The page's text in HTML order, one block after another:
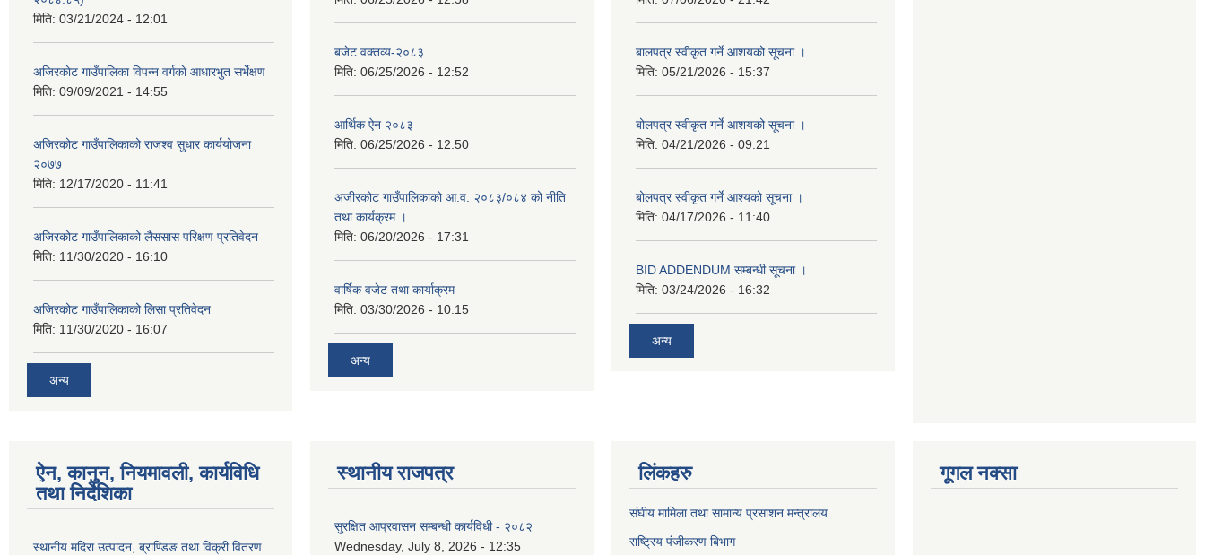
मिति: 03/21/2024 - 12:01
अजिरकाेट गाउँपालिका विपन्न वर्गकाे आधारभुत सर्भेक्षण
मिति: 09/09/2021 - 14:55
अजिरकोट गाउँपालिकाको राजश्व सुधार कार्ययोजना
२०७७
मिति: 12/17/2020 - 11:41
अजिरकोट गाउँपालिकाको लैससास परिक्षण प्रतिवेदन
मिति: 11/30/2020 - 16:10
अजिरकोट गाउँपालिकाको लिसा प्रतिवेदन
मिति: 11/30/2020 - 16:07
अन्य
बजेट वक्तव्य-२०८३
मिति: 06/25/2026 - 12:52
आर्थिक ऐन २०८३
मिति: 06/25/2026 - 12:50
अजीरकोट गाउँपालिकाको आ.व. २०८३/०८४ को नीति
तथा कार्यक्रम ।
मिति: 06/20/2026 - 17:31
वार्षिक वजेट तथा कार्याक्रम
मिति: 03/30/2026 - 10:15
अन्य
बालपत्र स्वीकृत गर्ने आशयको सूचना ।
मिति: 05/21/2026 - 15:37
बोलपत्र स्वीकृत गर्ने आशयको सूचना ।
मिति: 04/21/2026 - 09:21
बोलपत्र स्वीकृत गर्ने आश्यको सूचना ।
मिति: 04/17/2026 - 11:40
BID ADDENDUM सम्बन्धी सूचना ।
मिति: 03/24/2026 - 16:32
अन्य
ऐन, कानुन, नियमावली, कार्यविधि
तथा निर्देशिका
स्थानीय मदिरा उत्पादन, ब्राण्डिङ तथा विक्री वितरण
स्थानीय राजपत्र
सुरक्षित आप्रवासन सम्बन्धी कार्यविधी - २०८२
Wednesday, July 8, 2026 - 12:35
लिंकहरु
संघीय मामिला तथा सामान्य प्रसाशन मन्त्रालय
राष्ट्रिय पंजीकरण बिभाग
गूगल नक्सा